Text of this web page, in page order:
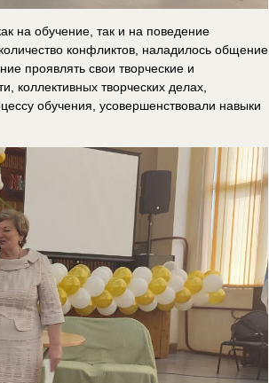
на обучение, так и на поведение
конфликтов, наладилось общение
проявлять свои творческие и
коллективных творческих делах,
обучения, усовершенствовали навыки